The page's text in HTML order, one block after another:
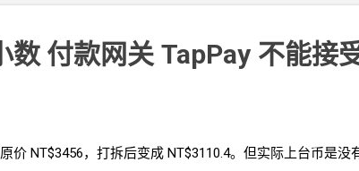
数 付款网关 TapPay 不能接
价 NT$3456，打拆后变成 NT$3110.4。但实际上台币是